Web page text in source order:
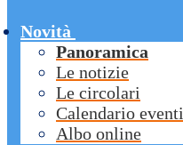
Novità
Panoramica
Le notizie
Le circolari
Calendario eventi
Albo online